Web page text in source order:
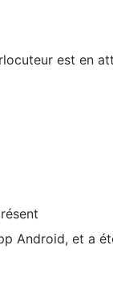
est en
Android, et a